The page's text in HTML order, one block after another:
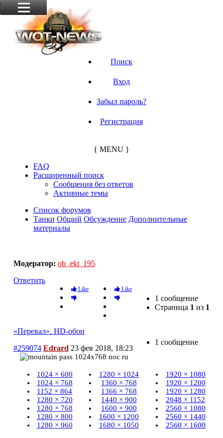
Поиск
Вход
Забыл пароль?
Регистрация
{ MENU }
FAQ
Расширенный поиск
Сообщения без ответов
Активные темы
Список форумов
Танки Общий Обсуждение Дополнительные
материалы
Модератор: ob_ekt_195
1 сообщение
Страница 1 из 1
1 сообщение
Ответить
Like
Like
«Перевал». HD-обои
#259074 Edrard 23 фев 2018, 18:23
1024 × 600
1024 × 768
1152 × 864
1280 × 720
1280 × 768
1280 × 800
1280 × 960
1280 × 1024
1360 × 768
1366 × 768
1440 × 900
1600 × 900
1600 × 1200
1680 × 1050
1920 × 1080
1920 × 1200
1920 × 1280
2048 × 1152
2560 × 1080
2560 × 1440
2560 × 1600